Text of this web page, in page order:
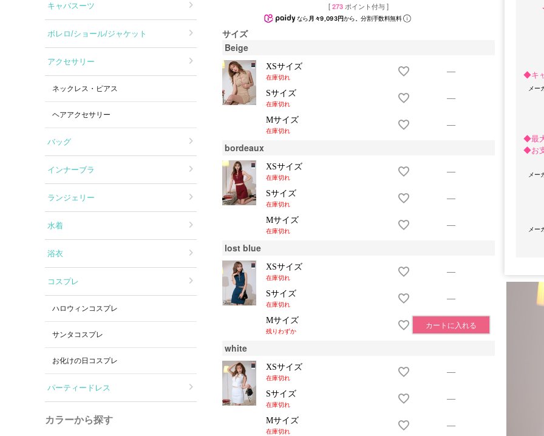
OriginalBrand
キャバスーツ
ボレロ/ショール/ジャケット
アクセサリー
ネックレス・ピアス
ヘアアクセサリー
バッグ
インナーブラ
ランジェリー
水着
浴衣
コスプレ
ハロウィンコスプレ
サンタコスプレ
お化けの日コスプレ
パーティードレス
カラーから探す
[273 ポイント付与 ]
なら 月々9,093円から。分割手数料無料
サイズ
Beige
XSサイズ
在庫切れ
—
Sサイズ
在庫切れ
—
Mサイズ
在庫切れ
—
bordeaux
XSサイズ
在庫切れ
—
Sサイズ
在庫切れ
—
Mサイズ
在庫切れ
—
lost blue
XSサイズ
在庫切れ
—
Sサイズ
在庫切れ
—
Mサイズ
残りわずか
カートに入れる
white
XSサイズ
在庫切れ
—
Sサイズ
在庫切れ
—
Mサイズ
在庫切れ
—
◆キ
メー
◆最
◆お
メー
メー